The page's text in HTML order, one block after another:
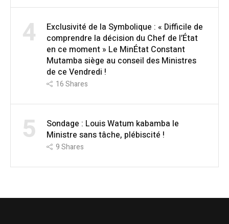
4
Exclusivité de la Symbolique : « Difficile de
comprendre la décision du Chef de l’État
en ce moment » Le MinÉtat Constant
Mutamba siège au conseil des Ministres
de ce Vendredi !
16Shares
5
Sondage : Louis Watum kabamba le
Ministre sans tâche, plébiscité !
9Shares